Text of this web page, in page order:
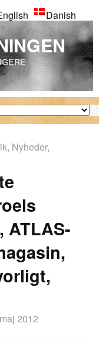
Danish
, Nyheder,
ATLAS-
2012